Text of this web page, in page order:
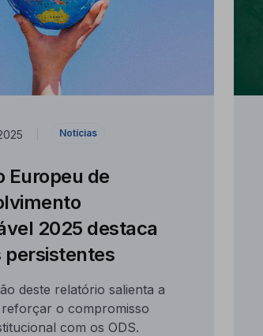
Notícias
Europeu de
2025 destaca
persistentes
deste relatório salienta a
o compromisso
com os ODS.